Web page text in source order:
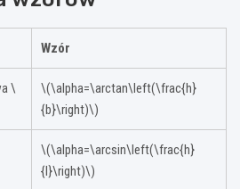
Wzór
\
\(\alpha=\arctan\left(\frac{h}
{b}\right)\)
\(\alpha=\arcsin\left(\frac{h}
{l}\right)\)